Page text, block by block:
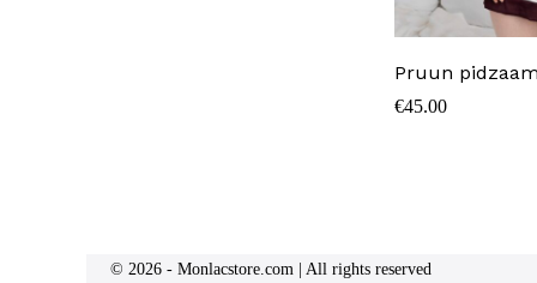
Pruun
€45.00
© 2026 - Monlacstore.com | All rights reserved